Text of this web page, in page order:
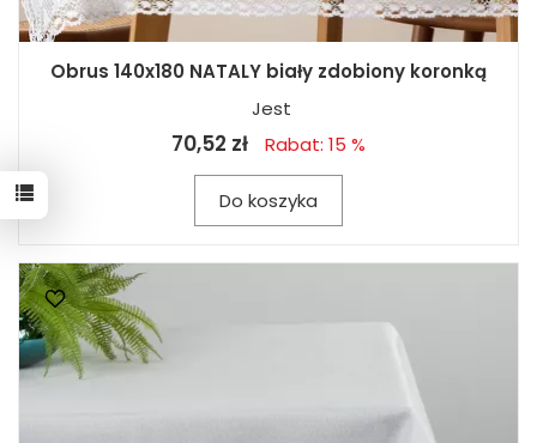
Obrus 140x180 NATALY biały zdobiony koronką
Jest
70,52 zł Rabat: 15 %
Do koszyka